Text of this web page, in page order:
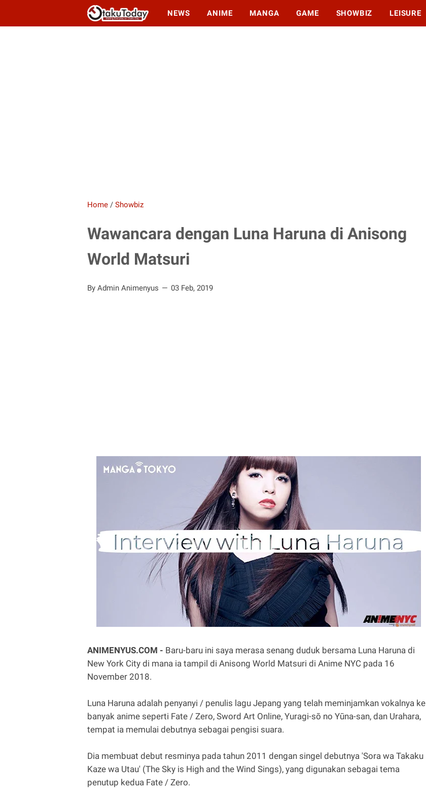
NEWS ANIME MANGA GAME SHOWBIZ LEISURE
Home / Showbiz
Wawancara dengan Luna Haruna di Anisong
World Matsuri
By Admin Animenyus 03 Feb, 2019
ANIMENYUS.COM - Baru-baru ini saya merasa senang duduk bersama Luna Haruna di
New York City di mana ia tampil di Anisong World Matsuri di Anime NYC pada 16
November 2018.
Luna Haruna adalah penyanyi / penulis lagu Jepang yang telah meminjamkan vokalnya ke
banyak anime seperti Fate / Zero, Sword Art Online, Yuragi-sō no Yūna-san, dan Urahara,
tempat ia memulai debutnya sebagai pengisi suara.
Dia membuat debut resminya pada tahun 2011 dengan singel debutnya 'Sora wa Takaku
Kaze wa Utau' (The Sky is High and the Wind Sings), yang digunakan sebagai tema
penutup kedua Fate / Zero.